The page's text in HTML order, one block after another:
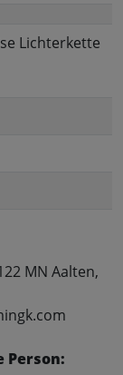
Lichterkette
MN Aalten,
Person: